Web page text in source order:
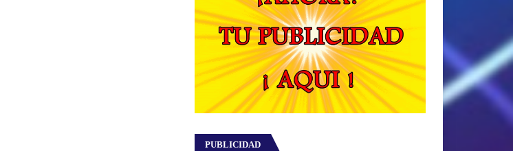
PUBLICIDAD